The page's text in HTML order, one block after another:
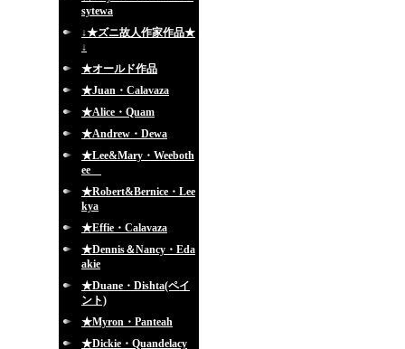
sytewa
↓★ズニ故人作家作品★
↓
★オールド作品
★Juan・Calavaza
★Alice・Quam
★Andrew・Dewa
★Lee&Mary・Weeboth
ee
★Robert&Bernice・Lee
kya
★Effie・Calavaza
★Dennis＆Nancy・Eda
akie
★Duane・Dishta(ペイ
ント)
★Myron・Panteah
★Dickie・Quandelacy